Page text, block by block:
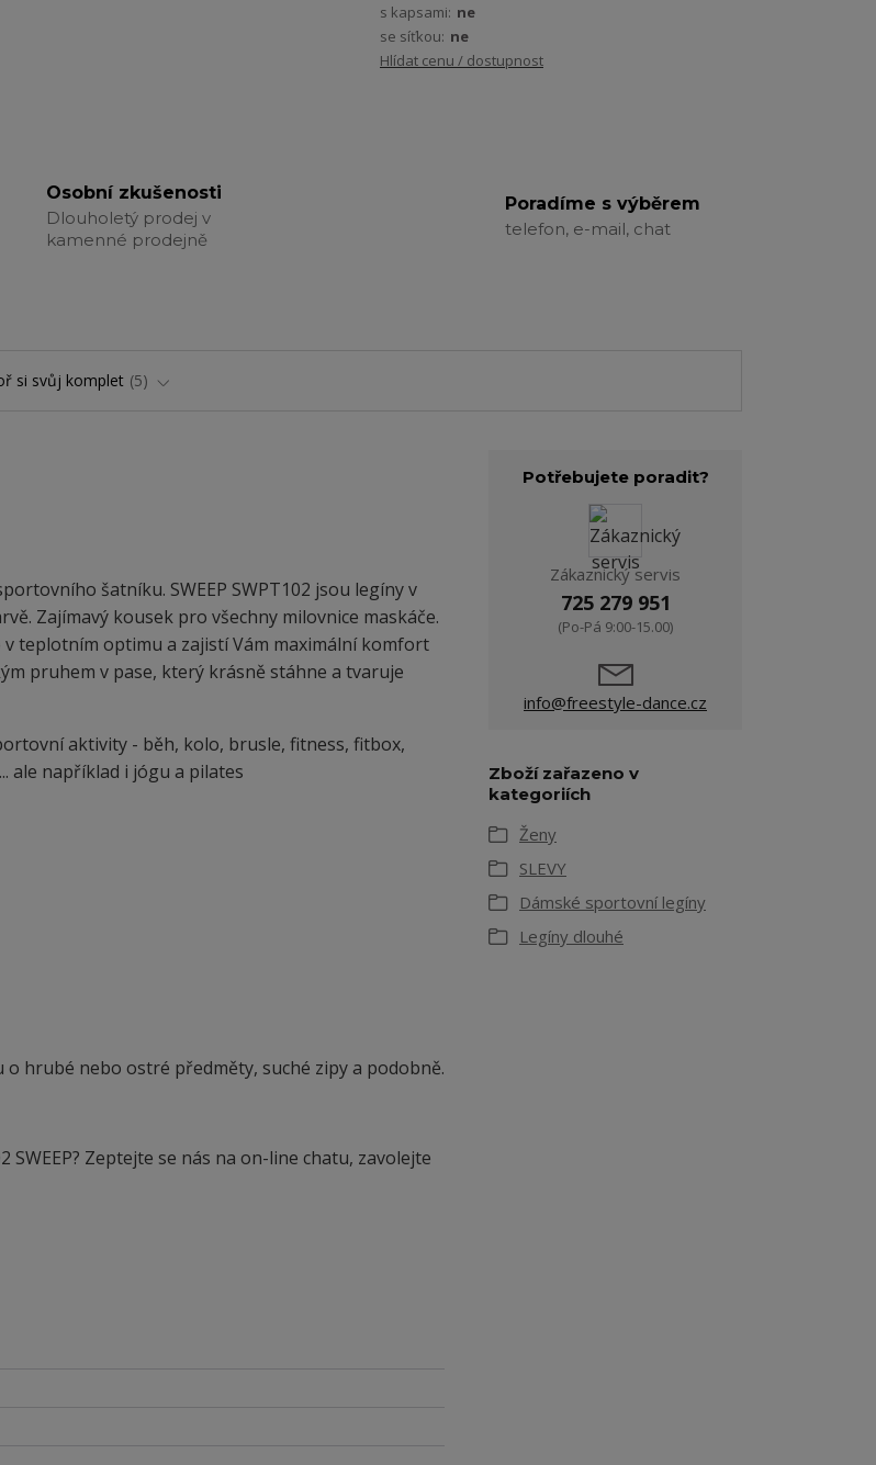
s kapsami: ne
se síťkou: ne
Hlídat cenu / dostupnost
Osobní zkušenosti
Dlouholetý prodej v
kamenné prodejně
Poradíme s výběrem
telefon, e-mail, chat
si svůj komplet 5
šatníku. SWEEP SWPT102 jsou legíny v
Zajímavý kousek pro všechny milovnice maskáče.
teplotním optimu a zajistí Vám maximální komfort
pruhem v pase, který krásně stáhne a tvaruje
aktivity - běh, kolo, brusle, fitness, fitbox,
ale například i jógu a pilates
hrubé nebo ostré předměty, suché zipy a podobně.
Zeptejte se nás na on-line chatu, zavolejte
Potřebujete poradit?
Zákaznický servis
725 279 951
(Po-Pá 9:00-15.00)
info@freestyle-dance.cz
Zboží zařazeno v
kategoriích
Ženy
SLEVY
Dámské sportovní legíny
Legíny dlouhé